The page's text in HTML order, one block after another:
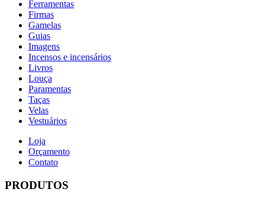
Ferramentas
Firmas
Gamelas
Guias
Imagens
Incensos e incensários
Livros
Louça
Paramentas
Taças
Velas
Vestuários
Loja
Orçamento
Contato
PRODUTOS